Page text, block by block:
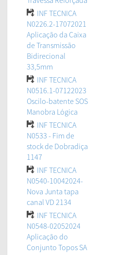
INF TECNICA
N0226.2-17072021
Aplicação da Caixa
de Transmissão
Bidirecional
33,5mm
INF TECNICA
N0516.1-07122023
Oscilo-batente SOS
Manobra Lógica
INF TECNICA
N0533 - Fim de
stock de Dobradiça
1147
INF TECNICA
N0540-10042024-
Nova Junta tapa
canal VD 2134
INF TECNICA
N0548-02052024
Aplicação do
Conjunto Topos SA